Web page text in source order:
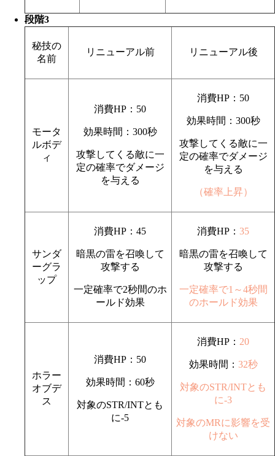
段階3
秘技の
名前
リニューアル前 リニューアル後
モータ
ルボデ
ィ
消費HP：50
効果時間：300秒
攻撃してくる敵に一
定の確率でダメージ
を与える
消費HP：50
効果時間：300秒
攻撃してくる敵に一
定の確率でダメージ
を与える
（確率上昇）
サンダ
ーグラ
ップ
消費HP：45
暗黒の雷を召喚して
攻撃する
一定確率で2秒間のホ
ールド効果
消費HP： 35
暗黒の雷を召喚して
攻撃する
一定確率で1～4秒間
のホールド効果
ホラー
オブデ
ス
消費HP：50
効果時間：60秒
対象のSTR/INTとも
に-5
消費HP： 20
効果時間： 32秒
対象のSTR/INTとも
に-3
対象のMRに影響を受
けない